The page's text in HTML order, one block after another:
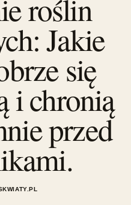
roślin
Jakie
się
i chronią
przed